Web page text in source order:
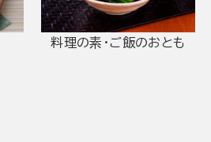
料理の素・ご飯のおとも